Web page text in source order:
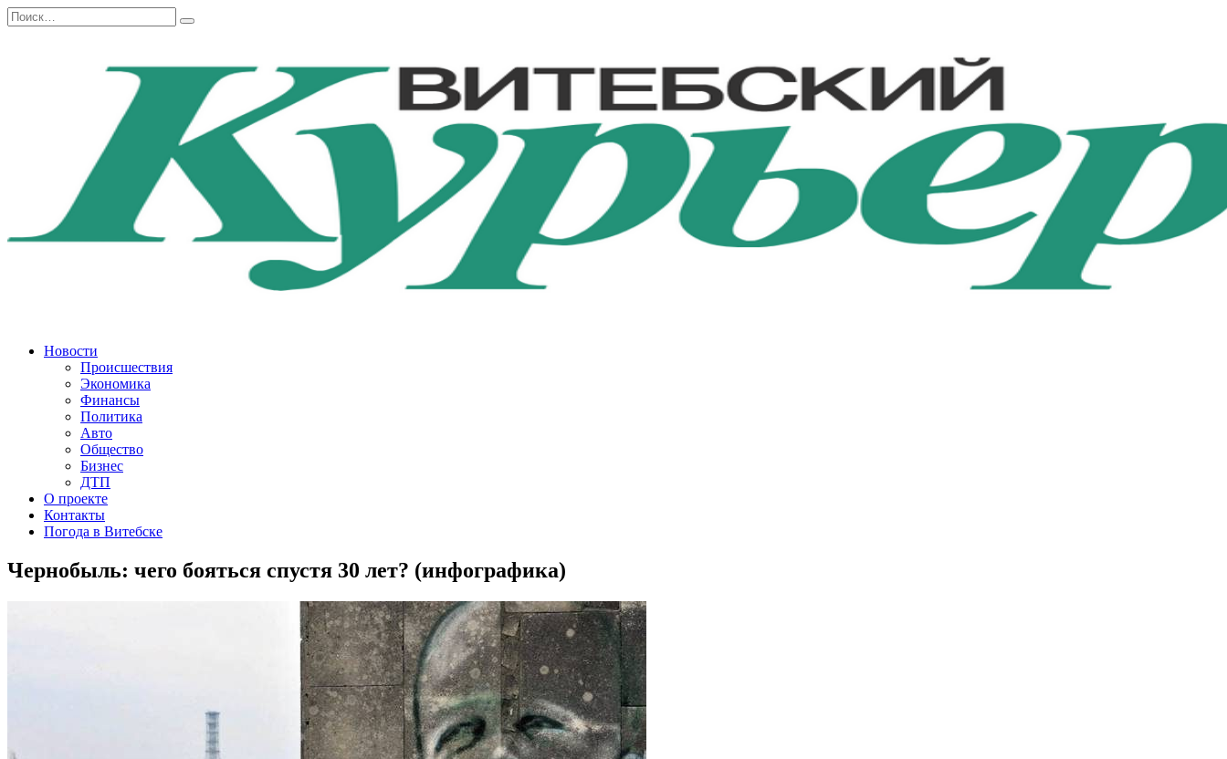
Перейти
к
Search
for:
Новости
Происшествия
Экономика
Финансы
Политика
Авто
Общество
Бизнес
ДТП
О проекте
Контакты
Погода в Витебске
Чернобыль: чего бояться спустя 30 лет? (инфографика)